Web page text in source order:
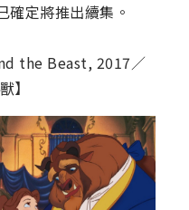
確定將推出續集。
the Beast, 2017／
】